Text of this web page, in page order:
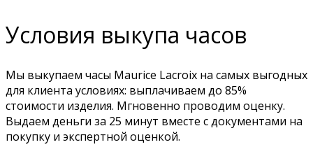
Условия выкупа часов
Мы выкупаем часы Maurice Lacroix на самых выгодных
для клиента условиях: выплачиваем до 85%
стоимости изделия. Мгновенно проводим оценку.
Выдаем деньги за 25 минут вместе с документами на
покупку и экспертной оценкой.